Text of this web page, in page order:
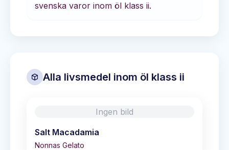
svenska varor inom öl klass ii.
Alla livsmedel inom öl klass ii
Ingen bild
Salt Macadamia
Nonnas Gelato